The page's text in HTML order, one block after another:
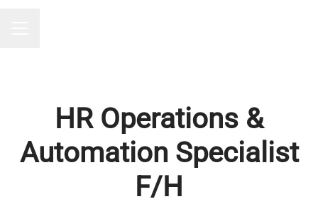
HR Operations &
Automation Specialist
F/H